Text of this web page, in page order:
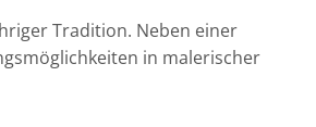
Tradition. Neben einer
in malerischer